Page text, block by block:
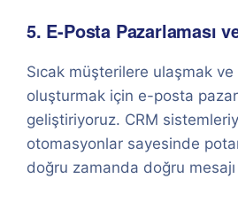
5. E-Posta Pazarlaması
Sıcak müşterilere ulaşmak
oluşturmak için e-posta
geliştiriyoruz. CRM
otomasyonlar sayesinde
doğru zamanda doğru mesajı